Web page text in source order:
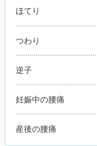
ほてり
つわり
逆子
妊娠中の腰痛
産後の腰痛